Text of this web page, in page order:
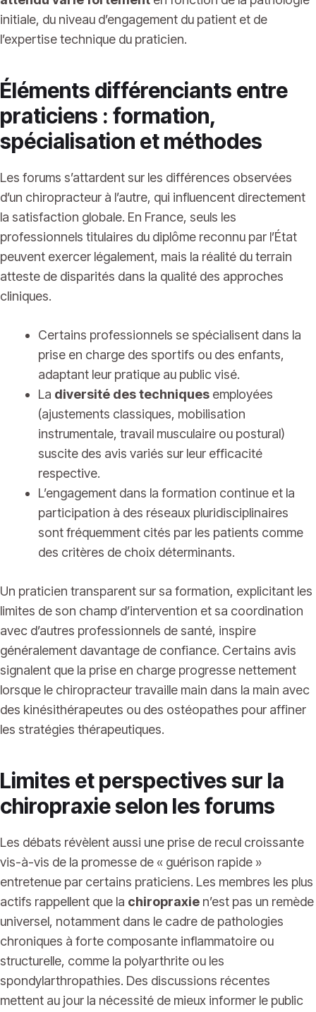
initiale, du niveau d’engagement du patient et de
l’expertise technique du praticien.
Éléments différenciants entre
praticiens : formation,
spécialisation et méthodes
Les forums s’attardent sur les différences observées
d’un chiropracteur à l’autre, qui influencent directement
la satisfaction globale. En France, seuls les
professionnels titulaires du diplôme reconnu par l’État
peuvent exercer légalement, mais la réalité du terrain
atteste de disparités dans la qualité des approches
cliniques.
Certains professionnels se spécialisent dans la
prise en charge des sportifs ou des enfants,
adaptant leur pratique au public visé.
La diversité des techniques employées
(ajustements classiques, mobilisation
instrumentale, travail musculaire ou postural)
suscite des avis variés sur leur efficacité
respective.
L’engagement dans la formation continue et la
participation à des réseaux pluridisciplinaires
sont fréquemment cités par les patients comme
des critères de choix déterminants.
Un praticien transparent sur sa formation, explicitant les
limites de son champ d’intervention et sa coordination
avec d’autres professionnels de santé, inspire
généralement davantage de confiance. Certains avis
signalent que la prise en charge progresse nettement
lorsque le chiropracteur travaille main dans la main avec
des kinésithérapeutes ou des ostéopathes pour affiner
les stratégies thérapeutiques.
Limites et perspectives sur la
chiropraxie selon les forums
Les débats révèlent aussi une prise de recul croissante
vis-à-vis de la promesse de « guérison rapide »
entretenue par certains praticiens. Les membres les plus
actifs rappellent que la chiropraxie n’est pas un remède
universel, notamment dans le cadre de pathologies
chroniques à forte composante inflammatoire ou
structurelle, comme la polyarthrite ou les
spondylarthropathies. Des discussions récentes
mettent au jour la nécessité de mieux informer le public